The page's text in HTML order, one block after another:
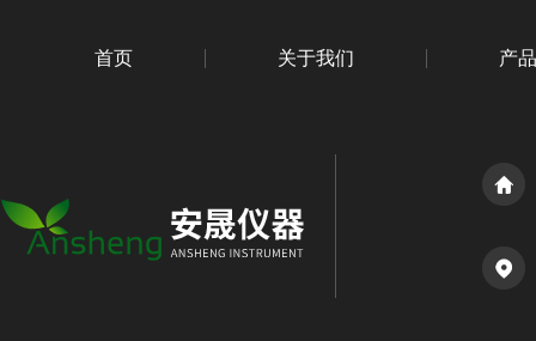
首页 关于我们 产